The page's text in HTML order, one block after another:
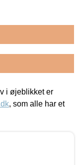
i øjeblikket er
, som alle har et